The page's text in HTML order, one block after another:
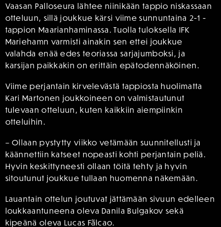
Vaasan Palloseura lähtee niinikään tappio niskassaan
otteluun, sillä joukkue kärsi viime sunnuntaina 2-1 -
tappion Maarianhaminassa. Tuolla tuloksella IFK
Mariehamn varmisti ainakin sen ettei joukkue
valahda enää edes teoriassa sarjajumboksi, ja
karsijan paikkakin on erittäin epätodennäköinen.
Viime perjantain kirvelevästä tappiosta huolimatta
Kari Martonen joukkoineen on valmistautunut
tulevaan otteluun, kuten kaikkiin aiempiinkin
otteluihin.
– Ollaan pystytty viikko vetämään suunnitellusti ja
käännettiin katseet nopeasti kohti perjantain peliä.
Hyvin keskittyneesti ollaan töitä tehty ja hyvin
sitoutunut joukkue tullaan huomenna näkemään.
Lauantain ottelun joutuvat jättämään sivuun edelleen
loukkaantuneena oleva Danila Bulgakov sekä
kipeänä oleva Lucas Fãlcao.